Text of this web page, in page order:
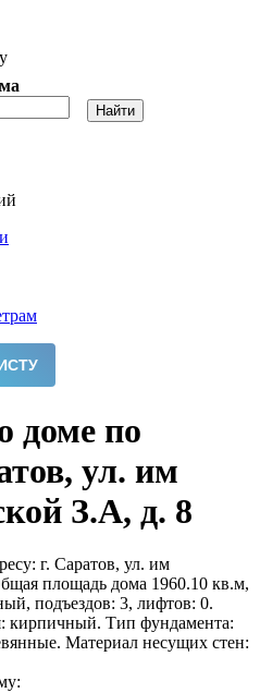
доме по
ул. им
З.А, д. 8
г. Саратов, ул. им
площадь дома 1960.10 кв.м,
подъездов: 3, лифтов: 0.
кирпичный. Тип фундамента:
Материал несущих стен: